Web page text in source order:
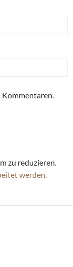
zu reduzieren.
werden.